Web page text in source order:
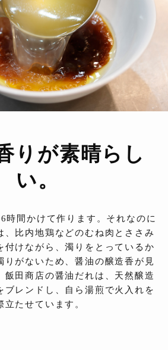
りが素晴らし
い。
時間かけて作ります。それなのに
、比内地鶏などのむね肉とささみ
付けながら、濁りをとっているか
りがないため、醤油の醸造香が見
飯田商店の醤油だれは、天然醸造
ブレンドし、自ら湯煎で火入れを
たせています。